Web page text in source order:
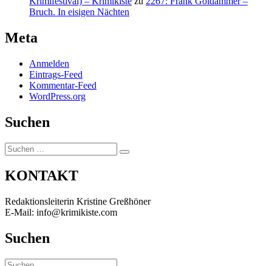
Bruch. In eisigen Nächten
Meta
Anmelden
Eintrags-Feed
Kommentar-Feed
WordPress.org
Suchen
Suchen
nach:
Suchen
KONTAKT
Redaktionsleiterin Kristine Greßhöner
E-Mail: info@krimikiste.com
Suchen
Suchen